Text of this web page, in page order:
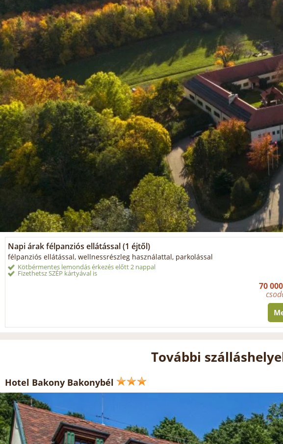
Napi árak félpanziós ellátással (1 éjtől)
félpanziós ellátással, wellnessrészleg használattal, parkolással
Kötbérmentes lemondás érkezés előtt 2 nappal
Fizethetsz SZÉP kártyával is
70
További
Hotel Bakony Bakonybél